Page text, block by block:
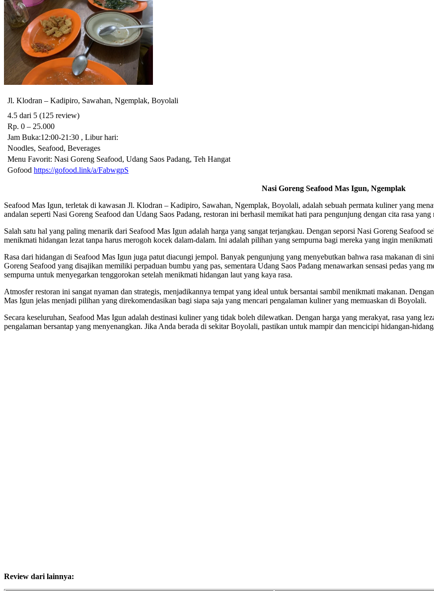
Jl. Klodran – Kadipiro, Sawahan, Ngemplak, Boyolali
4.5 dari 5 (125 review)
Rp. 0 – 25.000
Jam Buka:12:00-21:30 , Libur hari:
Noodles, Seafood, Beverages
Menu Favorit: Nasi Goreng Seafood, Udang Saos Padang, Teh Hangat
Gofood https://gofood.link/a/FabwgpS
Nasi Goreng Seafood Mas Igun, Ngemplak
Seafood Mas Igun, terletak di kawasan Jl. Klodran – Kadipiro, Sawahan, Ngemplak, Boyolali, adalah sebuah permata kuliner yang
andalan seperti Nasi Goreng Seafood dan Udang Saos Padang, restoran ini berhasil memikat hati para pengunjung dengan cita rasa yang
Salah satu hal yang paling menarik dari Seafood Mas Igun adalah harga yang sangat terjangkau. Dengan seporsi Nasi Goreng Seafood
menikmati hidangan lezat tanpa harus merogoh kocek dalam-dalam. Ini adalah pilihan yang sempurna bagi mereka yang ingin
Rasa dari hidangan di Seafood Mas Igun juga patut diacungi jempol. Banyak pengunjung yang menyebutkan bahwa rasa makanan di
Goreng Seafood yang disajikan memiliki perpaduan bumbu yang pas, sementara Udang Saos Padang menawarkan sensasi pedas yang
sempurna untuk menyegarkan tenggorokan setelah menikmati hidangan laut yang kaya rasa.
Atmosfer restoran ini sangat nyaman dan strategis, menjadikannya tempat yang ideal untuk bersantai sambil menikmati makanan.
Mas Igun jelas menjadi pilihan yang direkomendasikan bagi siapa saja yang mencari pengalaman kuliner yang memuaskan di Boyolali.
Secara keseluruhan, Seafood Mas Igun adalah destinasi kuliner yang tidak boleh dilewatkan. Dengan harga yang merakyat, rasa yang
pengalaman bersantap yang menyenangkan. Jika Anda berada di sekitar Boyolali, pastikan untuk mampir dan mencicipi hidangan-
Review dari lainnya: